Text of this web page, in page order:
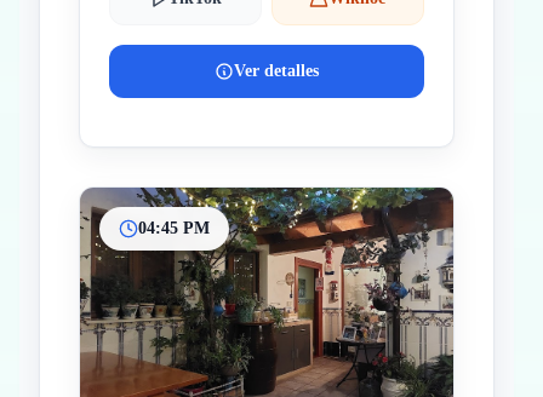
Ver detalles
04:45 PM